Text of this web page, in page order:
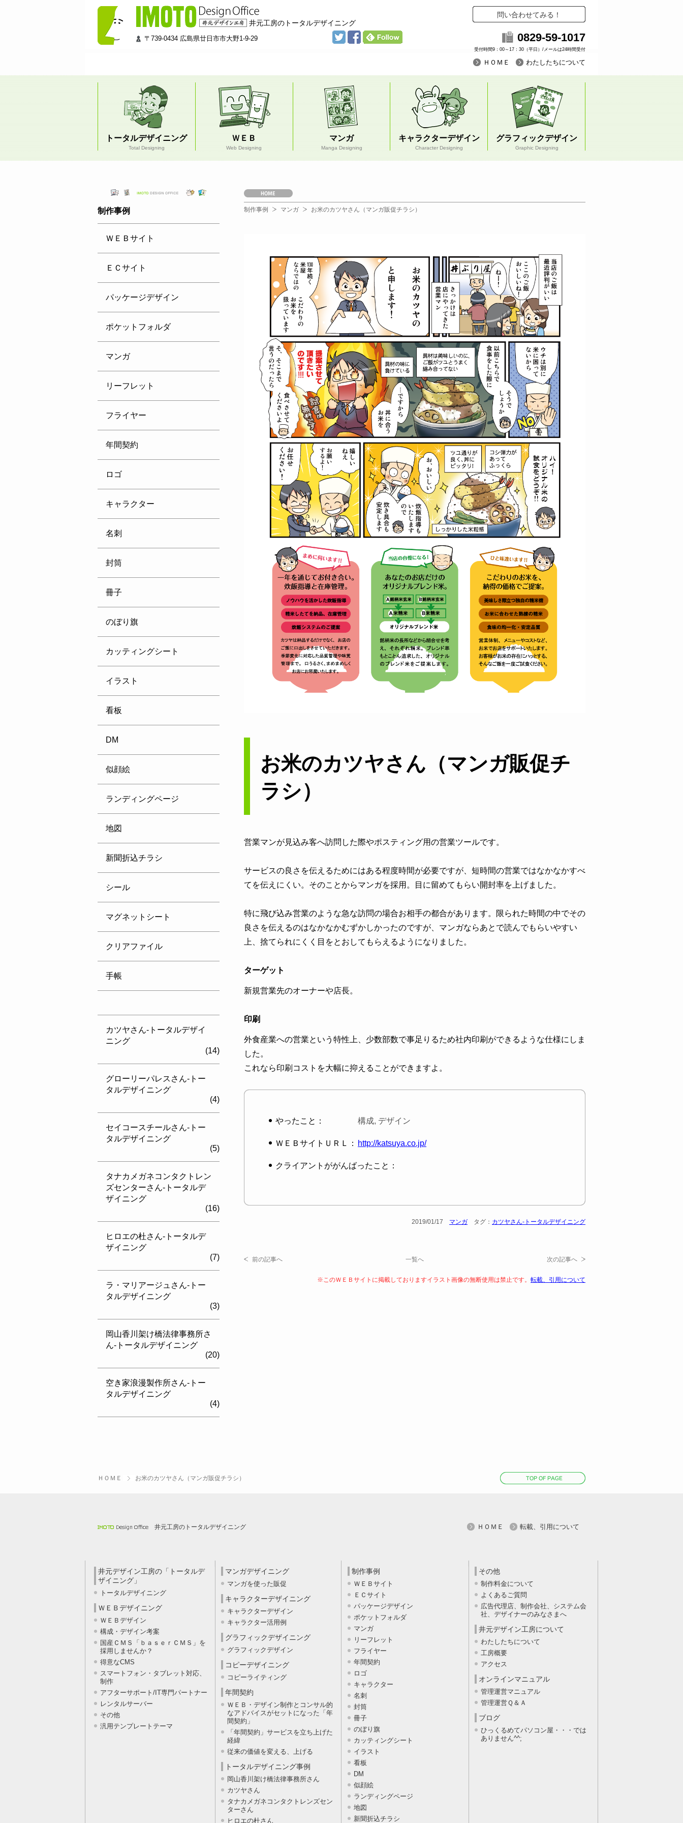
井
ザ
イ
〒739-0434 広島県廿日市市大野1-9-29 0829-59-1017
受付時間9：00～17：30（平日）/メールは24時間受付
問い合わせてみる！
井元工房のトータルデザイニング
ＨＯＭＥ わたしたちについて
トータルデザイニング
Total Designing
ＷＥＢ
Web Designing
マンガ
Manga Designing
キャラクターデザイン
Character Designing
グラフィックデザイン
Graphic Designing
Ｈ
Ｏ
Ｍ
Ｅ
制作事例 マンガ お米のカツヤさん（マンガ販促チラシ）
お米のカツヤさん（マンガ販促チ
ラシ）
営業マンが見込み客へ訪問した際やポスティング用の営業ツールです。
サービスの良さを伝えるためにはある程度時間が必要ですが、短時間の営業ではなかなかすべ
てを伝えにくい。そのことからマンガを採用。目に留めてもらい開封率を上げました。
特に飛び込み営業のような急な訪問の場合お相手の都合があります。限られた時間の中でその
良さを伝えるのはなかなかむずかしかったのですが、マンガならあとで読んでもらいやすい
上、捨てられにくく目をとおしてもらえるようになりました。
ターゲット
新規営業先のオーナーや店長。
印刷
外食産業への営業という特性上、少数部数で事足りるため社内印刷ができるような仕様にしま
した。
これなら印刷コストを大幅に抑えることができますよ。
やったこと： 構成, デザイン
ＷＥＢサイトＵＲＬ： http://katsuya.co.jp/
クライアントががんばったこと：
2019/01/17 マンガ タグ： カツヤさん-トータルデザイニング
前の記事へ 一覧へ 次の記事へ
※このＷＥＢサイトに掲載しておりますイラスト画像の無断使用は禁止です。 転載、引用について
制作事例
ＷＥＢサイト
ＥＣサイト
パッケージデザイン
ポケットフォルダ
マンガ
リーフレット
フライヤー
年間契約
ロゴ
キャラクター
名刺
封筒
冊子
のぼり旗
カッティングシート
イラスト
看板
DM
似顔絵
ランディングページ
地図
新聞折込チラシ
シール
マグネットシート
クリアファイル
手帳
カツヤさん-トータルデザイ
ニング
(14)
グローリーパレスさん-トー
タルデザイニング
(4)
セイコースチールさん-トー
タルデザイニング
(5)
タナカメガネコンタクトレン
ズセンターさん-トータルデ
ザイニング
(16)
ヒロエの杜さん-トータルデ
ザイニング
(7)
ラ・マリアージュさん-トー
タルデザイニング
(3)
岡山香川架け橋法律事務所さ
ん-トータルデザイニング
(20)
空き家浪漫製作所さん-トー
タルデザイニング
(4)
ＨＯＭＥ お米のカツヤさん（マンガ販促チラシ）
ペ
ー
へ
井元工房のトータルデザイニング ＨＯＭＥ 転載、引用について
井元デザイン工房の「トータルデ
ザイニング」
トータルデザイニング
ＷＥＢデザイニング
ＷＥＢデザイン
構成・デザイン考案
国産ＣＭＳ「ｂａｓｅｒＣＭＳ」を
採用しませんか？
得意なCMS
スマートフォン・タブレット対応、
制作
アフターサポート/IT専門パートナー
レンタルサーバー
その他
汎用テンプレートテーマ
マンガデザイニング
マンガを使った販促
キャラクターデザイニング
キャラクターデザイン
キャラクター活用例
グラフィックデザイニング
グラフィックデザイン
コピーデザイニング
コピーライティング
年間契約
ＷＥＢ・デザイン制作とコンサル的
なアドバイスがセットになった「年
間契約」
「年間契約」サービスを立ち上げた
経緯
従来の価値を変える、上げる
トータルデザイニング事例
岡山香川架け橋法律事務所さん
カツヤさん
タナカメガネコンタクトレンズセン
ターさん
ヒロエの杜さん
制作事例
ＷＥＢサイト
ＥＣサイト
パッケージデザイン
ポケットフォルダ
マンガ
リーフレット
フライヤー
年間契約
ロゴ
キャラクター
名刺
封筒
冊子
のぼり旗
カッティングシート
イラスト
看板
DM
似顔絵
ランディングページ
地図
新聞折込チラシ
その他
制作料金について
よくあるご質問
広告代理店、制作会社、システム会
社、デザイナーのみなさまへ
井元デザイン工房について
わたしたちについて
工房概要
アクセス
オンラインマニュアル
管理運営マニュアル
管理運営Ｑ＆Ａ
ブログ
ひっくるめてパソコン屋・・・では
ありません^^;